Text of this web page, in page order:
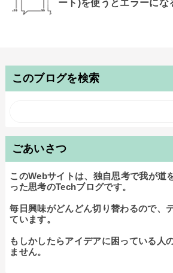
ート)を使うとエラーにな
このブログを検索
ごあいさつ
このWebサイトは、独自思考で我が道
った思考のTechブログです。
毎日興味がどんどん切り替わるので、
ています。
もしかしたらアイデアに困っている人
ません。